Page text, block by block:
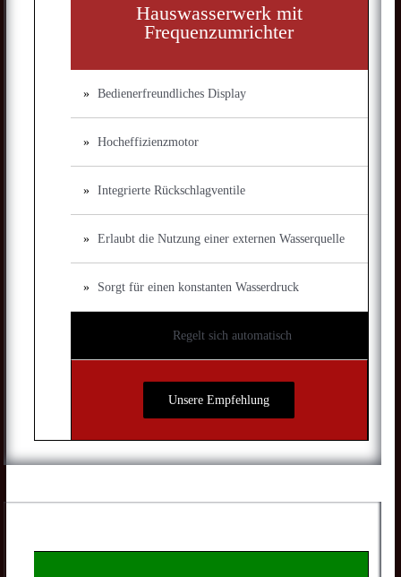
Hauswasserwerk mit
Frequenzumrichter
Bedienerfreundliches Display
Hocheffizienzmotor
Integrierte Rückschlagventile
Erlaubt die Nutzung einer externen Wasserquelle
Sorgt für einen konstanten Wasserdruck
Regelt sich automatisch
Unsere Empfehlung